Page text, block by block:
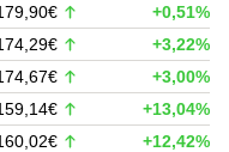
+0,51%
+3,22%
+3,00%
+13,04%
+12,42%